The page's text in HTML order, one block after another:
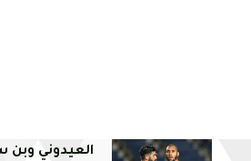
العيدوني